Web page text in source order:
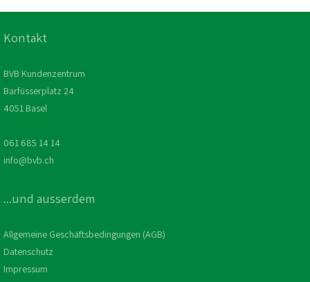
Kontakt
BVB Kundenzentrum
Barfüsserplatz 24
4051 Basel
061 685 14 14
info@bvb.ch
...und ausserdem
Allgemeine Geschäftsbedingungen (AGB)
Datenschutz
Impressum